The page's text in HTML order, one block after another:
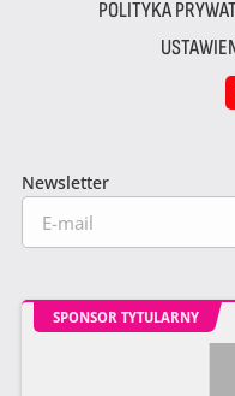
POLITYKA
Newsletter
SPONSOR TYTULARNY